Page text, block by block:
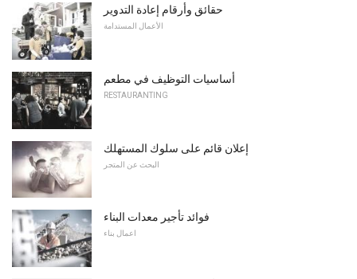
حقائق وأرقام إعادة التدوير
الأعمال المستدامة
أساسيات التوظيف في مطعم
RESTAURANTING
إعلان قائم على سلوك المستهلك
البحث عن المتجر
فوائد تأجير معدات البناء
اعمال بناء